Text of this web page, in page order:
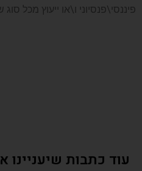
פיננסי\פנסיוני ו\או ייעוץ מכל סוג
עוד כתבות שיעניינו